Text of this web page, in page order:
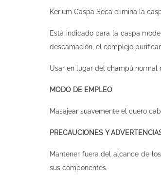
Kerium Caspa Seca elimina la
Está indicado para la caspa
descamación, el complejo
Usar en lugar del champú normal
MODO DE EMPLEO
Masajear suavemente el cuero
PRECAUCIONES Y
Mantener fuera del alcance de
sus componentes.